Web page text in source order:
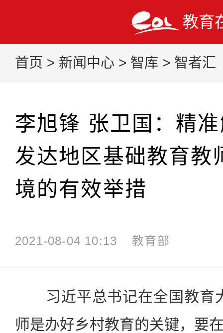
教育
首页 > 新闻中心 > 智库 > 智者汇
李旭锋 张卫国：精
发达地区基础教育教
境的有效举措
2021-08-04 10:13 教育部
习近平总书记在全国教育
师是办好乡村教育的关键，要